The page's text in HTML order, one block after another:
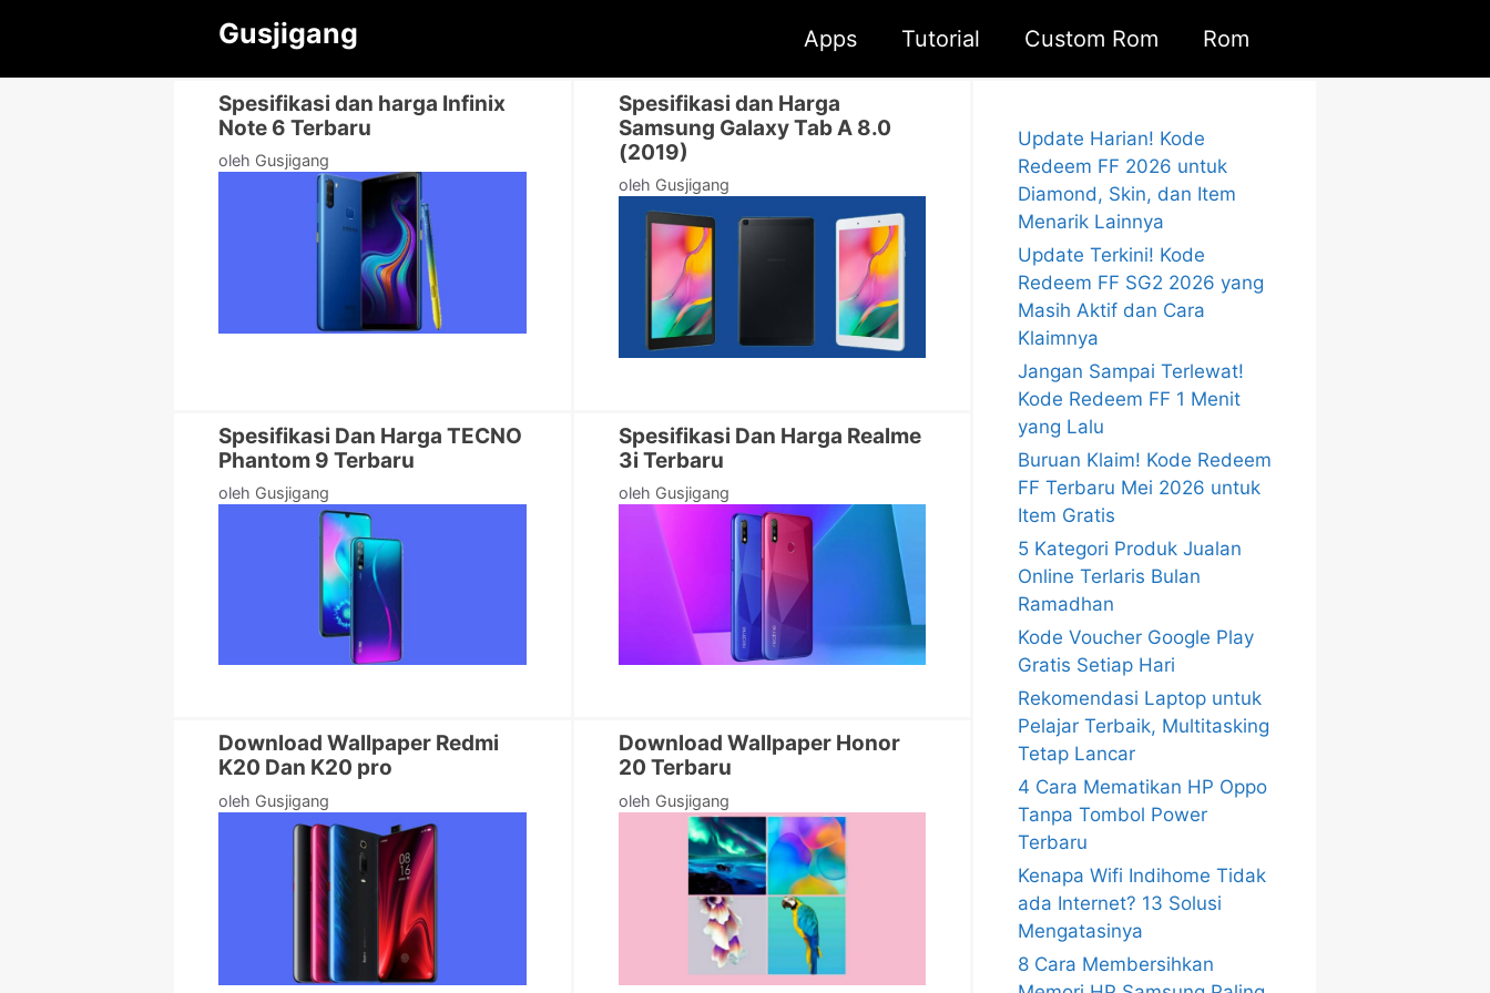
Gusjigang Apps Tutorial Custom Rom Rom
Spesifikasi dan harga Infinix
Note 6 Terbaru
oleh Gusjigang
Spesifikasi dan Harga
Samsung Galaxy Tab A 8.0
(2019)
oleh Gusjigang
Spesifikasi Dan Harga TECNO
Phantom 9 Terbaru
oleh Gusjigang
Spesifikasi Dan Harga Realme
3i Terbaru
oleh Gusjigang
Download Wallpaper Redmi
K20 Dan K20 pro
oleh Gusjigang
Download Wallpaper Honor
20 Terbaru
oleh Gusjigang
Update Harian! Kode
Redeem FF 2026 untuk
Diamond, Skin, dan Item
Menarik Lainnya
Update Terkini! Kode
Redeem FF SG2 2026 yang
Masih Aktif dan Cara
Klaimnya
Jangan Sampai Terlewat!
Kode Redeem FF 1 Menit
yang Lalu
Buruan Klaim! Kode Redeem
FF Terbaru Mei 2026 untuk
Item Gratis
5 Kategori Produk Jualan
Online Terlaris Bulan
Ramadhan
Kode Voucher Google Play
Gratis Setiap Hari
Rekomendasi Laptop untuk
Pelajar Terbaik, Multitasking
Tetap Lancar
4 Cara Mematikan HP Oppo
Tanpa Tombol Power
Terbaru
Kenapa Wifi Indihome Tidak
ada Internet? 13 Solusi
Mengatasinya
8 Cara Membersihkan